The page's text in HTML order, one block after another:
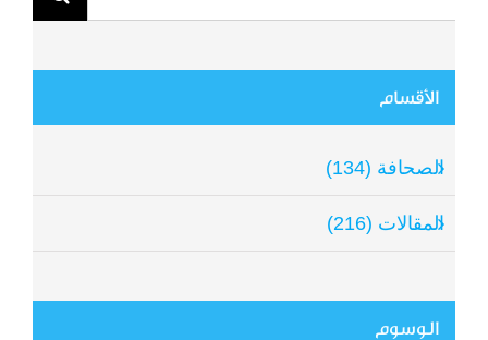
for:
الأقسام
الصحافة (134)
المقالات (216)
الوسوم